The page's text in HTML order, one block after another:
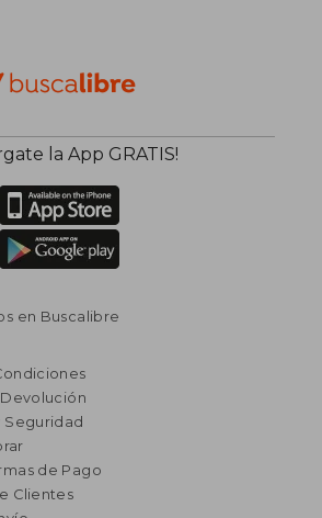
la App GRATIS!
en Buscalibre
Seguridad
de Pago
Clientes